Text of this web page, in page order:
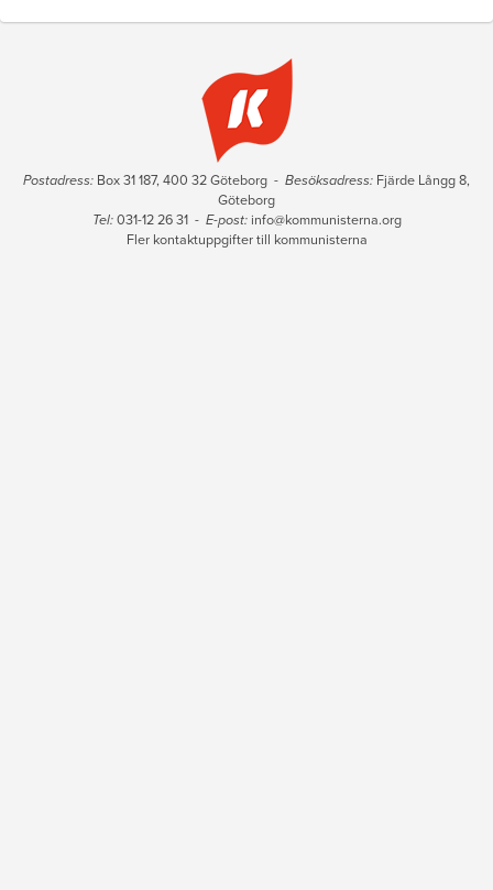
Postadress: Box 31 187, 400 32 Göteborg - Besöksadress: Fjärde Långg 8,
Göteborg
Tel:031-12 26 31 - E-post: info@kommunisterna.org
Fler kontaktuppgifter till kommunisterna